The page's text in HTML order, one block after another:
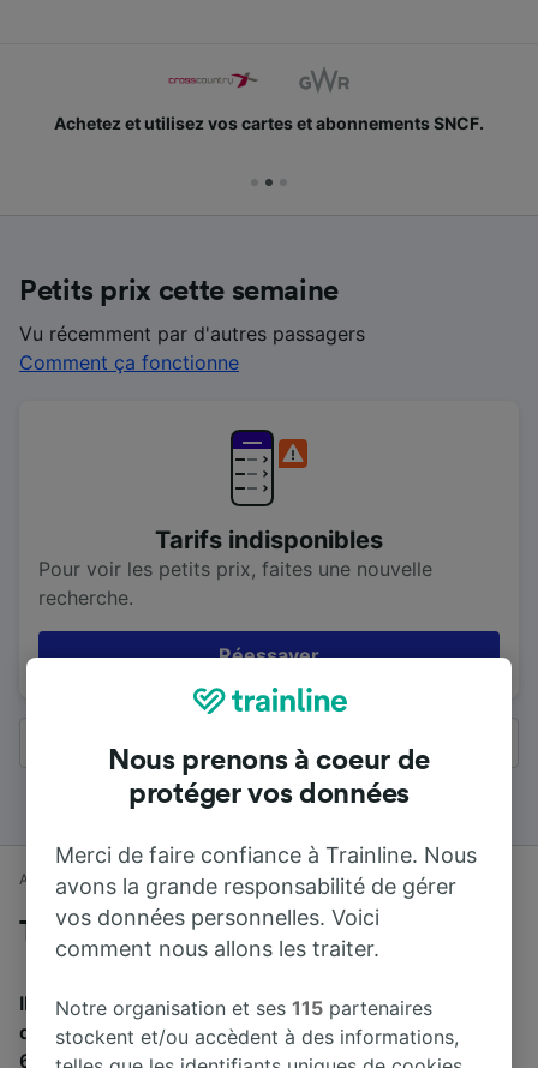
Achetez et utilisez vos cartes et abonnements SNCF.
Petits prix cette semaine
Vu récemment par d'autres passagers
Comment ça fonctionne
Tarifs indisponibles
Pour voir les petits prix, faites une nouvelle
recherche.
Réessayer
Tous les résultats
Accueil Horaires train Nottingham à Derby
Trains de Nottingham à Derby
Il faut en moyenne 27 min pour parcourir en train la
distance de 22 km entre Nottingham et Derby. Environ
69 trains partent de Nottingham et arrivent à Derby
Nous prenons à coeur de
protéger vos données
Merci de faire confiance à Trainline. Nous
avons la grande responsabilité de gérer
vos données personnelles. Voici
comment nous allons les traiter.
Notre organisation et ses115 partenaires
stockent et/ou accèdent à des informations,